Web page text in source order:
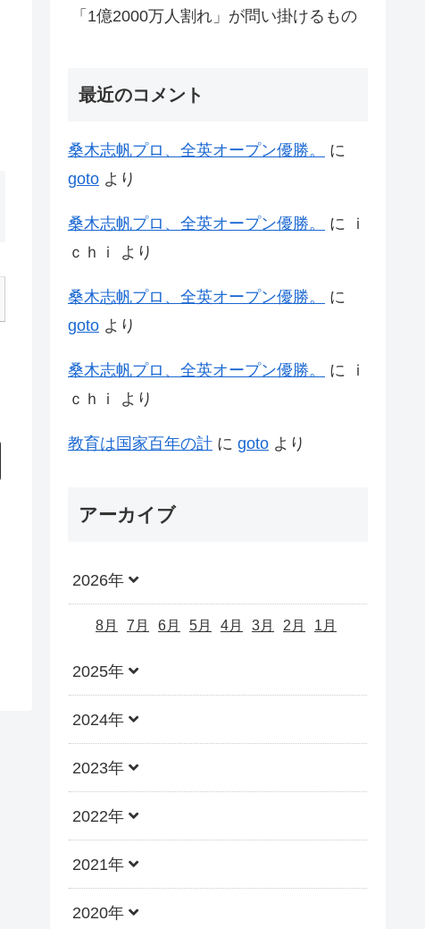
「1億2000万人割れ」が問い掛けるもの
最近のコメント
桑木志帆プロ、全英オープン優勝。
に
goto より
桑木志帆プロ、全英オープン優勝。 に
ｉ
ｃｈｉ
より
桑木志帆プロ、全英オープン優勝。
に
goto より
桑木志帆プロ、全英オープン優勝。 に
ｉ
ｃｈｉ
より
教育は国家百年の計 に goto より
アーカイブ
2026年
8月 7月 6月 5月 4月 3月 2月 1月
2025年
2024年
2023年
2022年
2021年
2020年